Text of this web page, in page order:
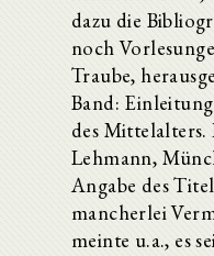
dazu die
noch
Traube,
Band:
des Mittelalters.
Lehmann,
Angabe des
mancherlei
meinte u.a., es